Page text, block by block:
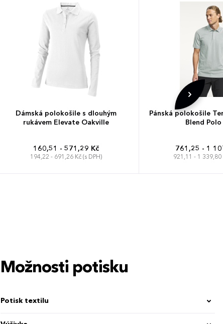
Dámská polokošile s dlouhým
rukávem Elevate Oakville
160,51 - 571,29 Kč
194,22 - 691,26 Kč (s DPH)
Pánská polokošile
Blend Polo
761,25 - 1
921,11 - 1 339,80
Možnosti potisku
Potisk textilu